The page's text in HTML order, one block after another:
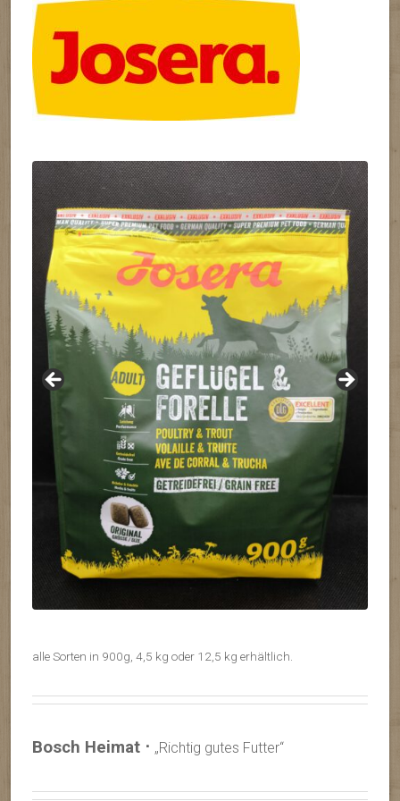
alle Sorten in 900g, 4,5 kg oder 12,5 kg erhältlich.
Bosch Heimat ⋅ „Richtig gutes Futter“